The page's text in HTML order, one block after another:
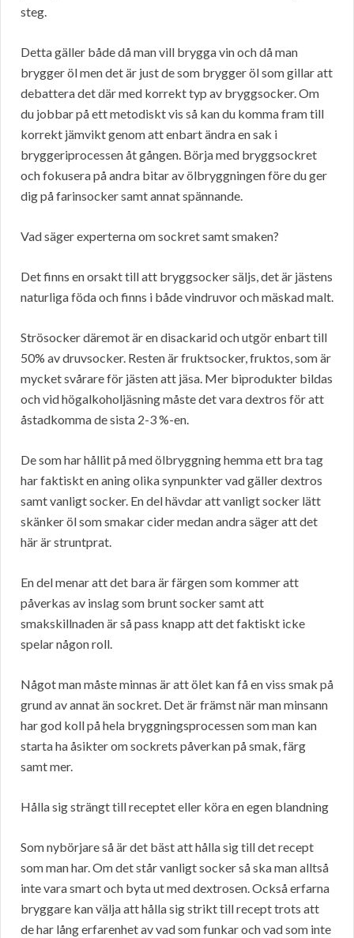
steg.
Detta gäller både då man vill brygga vin och då man
brygger öl men det är just de som brygger öl som gillar att
debattera det där med korrekt typ av bryggsocker. Om
du jobbar på ett metodiskt vis så kan du komma fram till
korrekt jämvikt genom att enbart ändra en sak i
bryggeriprocessen åt gången. Börja med bryggsockret
och fokusera på andra bitar av ölbryggningen före du ger
dig på farinsocker samt annat spännande.
Vad säger experterna om sockret samt smaken?
Det finns en orsakt till att bryggsocker säljs, det är jästens
naturliga föda och finns i både vindruvor och mäskad malt.
Strösocker däremot är en disackarid och utgör enbart till
50% av druvsocker. Resten är fruktsocker, fruktos, som är
mycket svårare för jästen att jäsa. Mer biprodukter bildas
och vid högalkoholjäsning måste det vara dextros för att
åstadkomma de sista 2-3 %-en.
De som har hållit på med ölbryggning hemma ett bra tag
har faktiskt en aning olika synpunkter vad gäller dextros
samt vanligt socker. En del hävdar att vanligt socker lätt
skänker öl som smakar cider medan andra säger att det
här är struntprat.
En del menar att det bara är färgen som kommer att
påverkas av inslag som brunt socker samt att
smakskillnaden är så pass knapp att det faktiskt icke
spelar någon roll.
Något man måste minnas är att ölet kan få en viss smak på
grund av annat än sockret. Det är främst när man minsann
har god koll på hela bryggningsprocessen som man kan
starta ha åsikter om sockrets påverkan på smak, färg
samt mer.
Hålla sig strängt till receptet eller köra en egen blandning
Som nybörjare så är det bäst att hålla sig till det recept
som man har. Om det står vanligt socker så ska man alltså
inte vara smart och byta ut med dextrosen. Också erfarna
bryggare kan välja att hålla sig strikt till recept trots att
de har lång erfarenhet av vad som funkar och vad som inte